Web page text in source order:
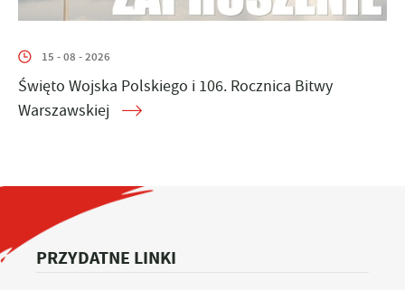
15 - 08 - 2026
Święto Wojska Polskiego i 106. Rocznica Bitwy
Warszawskiej
PRZYDATNE LINKI